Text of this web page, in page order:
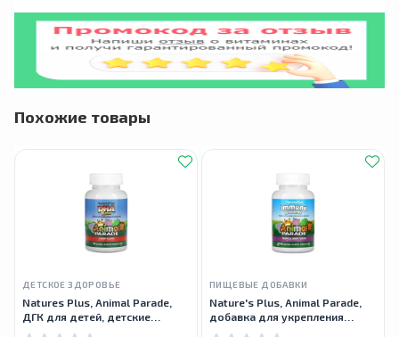
Похожие товары
ДЕТСКОЕ ЗДОРОВЬЕ
Natures Plus, Animal Parade,
ДГК для детей, детские
ПИЩЕВЫЕ ДОБАВКИ
Nature's Plus, Animal Parade,
добавка для укрепления